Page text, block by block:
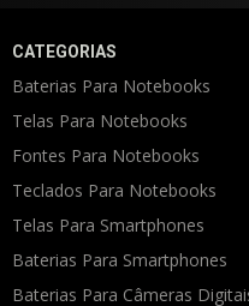
CATEGORIAS
Baterias Para Notebooks
Telas Para Notebooks
Fontes Para Notebooks
Teclados Para Notebooks
Telas Para Smartphones
Baterias Para Smartphones
Baterias Para Câmeras